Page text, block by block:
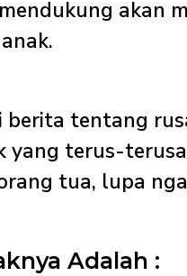
akan
berita tentang
yang terus-
tua, lupa
Adalah :